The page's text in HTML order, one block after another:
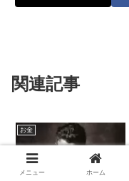
関連記事
お金
メニュー ホーム